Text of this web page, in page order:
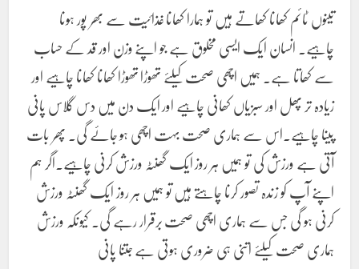
تینوں ٹائم کھانا کھاتے ہیں تو ہمارا کھانا غذائیت سے بھر پور ہونا
چاہیے۔ انسان ایک ایسی مخلوق ہے جو اپنے وزن اور قد کے حساب
سے کھاتا ہے۔ ہمیں اچھی صحت کیلئے تھوڑا تھوڑا کھانا کھانا چاہیے اور
زیادہ تر پھل اور سبزیاں کھانی چاہیے اور ایک دن میں دس گلاس پانی
پینا چاہیے۔اس سے ہماری صحت بہت اچھی ہو جائے گی۔ پھر بات
آتی ہے ورزش کی تو ہمیں ہر روز ایک گھنٹہ ورزش کرنی چاہیے.اگر ہم
اپنے آپ کو زندہ تصور کرنا چاہتے ہیں تو ہمیں ہر روز ایک گھنٹہ ورزش
کرنی ہو گی جس سے ہماری اچھی صحت برقرار رہے گی۔ کیونکہ ورزش
ہماری صحت کیلئے اتنی ہی ضروری ہوتی ہے جتنا پانی